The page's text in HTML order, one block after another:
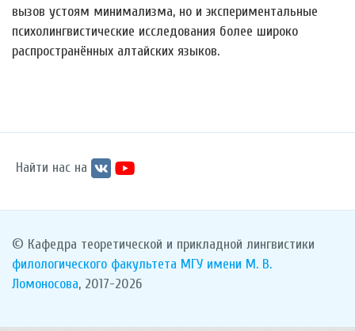
вызов устоям минимализма, но и экспериментальные
психолингвистические исследования более широко
распространённых алтайских языков.
Найти нас на
© Кафедра теоретической и прикладной лингвистики
филологического факультета МГУ имени М. В.
Ломоносова, 2017-2026